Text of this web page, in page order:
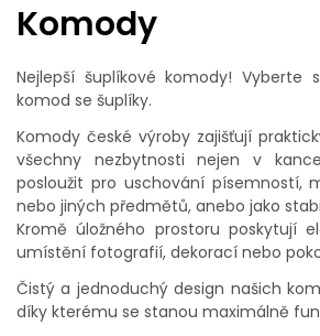
Komody
Nejlepší šuplíkové komody! Vyberte
komod se šuplíky.
Komody české výroby zajišťují
všechny nezbytnosti nejen v
posloužit pro uschování písemností,
nebo jiných předmětů, anebo jako
Kromě úložného prostoru poskytují
umístění fotografií, dekorací nebo
Čistý a jednoduchý design našich
díky kterému se stanou maximálně